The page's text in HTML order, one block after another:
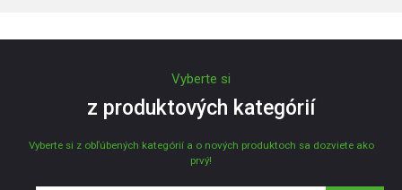
Vyberte si
z produktových kategórií
Vyberte si z obľúbených kategórií a o nových produktoch sa dozviete ako
prvý!